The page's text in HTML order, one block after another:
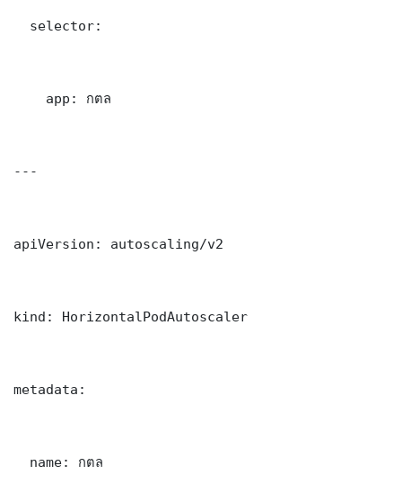
  selector:
    app: กตล
---
apiVersion: autoscaling/v2
kind: HorizontalPodAutoscaler
metadata:
  name: กตล